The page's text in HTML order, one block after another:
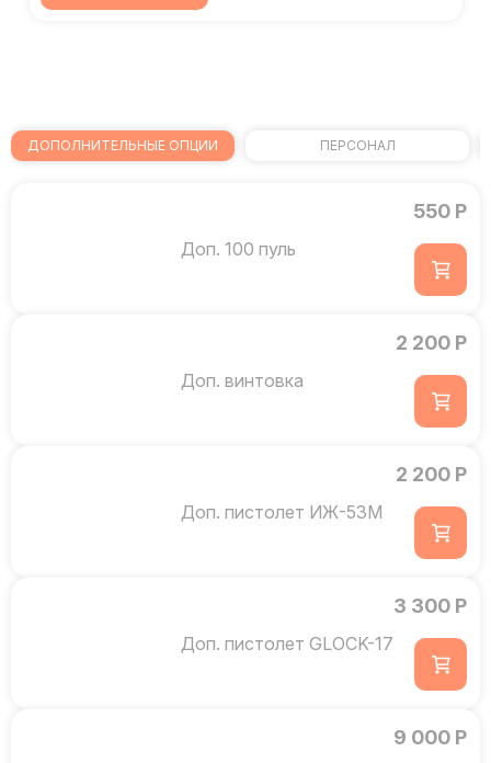
ДОПОЛНИТЕЛЬНЫЕ ОПЦИИ ПЕРСОНАЛ
Доп. 100 пуль
550 Р
Доп. винтовка
2 200 Р
Доп. пистолет ИЖ-53М
2 200 Р
Доп. пистолет GLOCK-17
3 300 Р
9 000 Р